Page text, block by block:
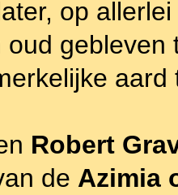
op
oud
aard
Robert
de Azimia